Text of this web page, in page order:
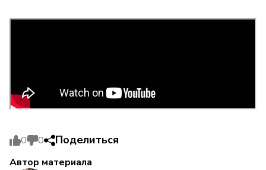
0 0 Поделиться
Автор материала